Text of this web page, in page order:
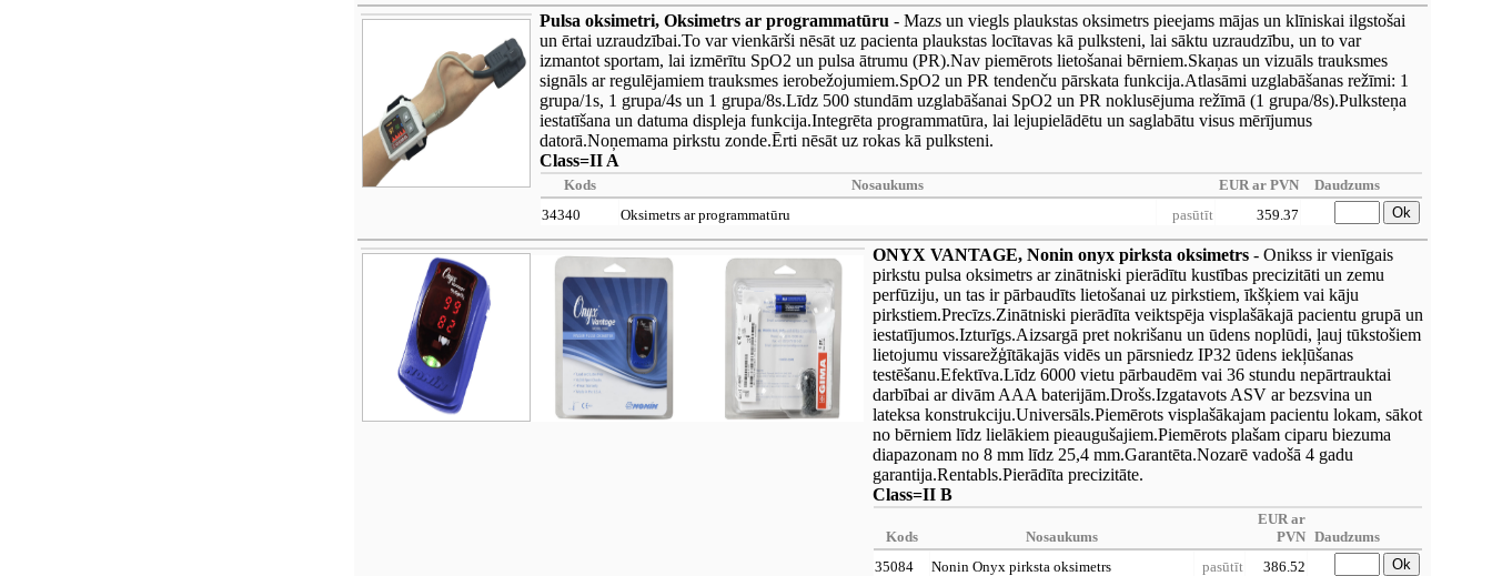
Pulsa oksimetri, Oksimetrs ar programmatūru - Mazs un viegls plaukstas oksimetrs pieejams mājas un klīniskai ilgstošai
un ērtai uzraudzībai.To var vienkārši nēsāt uz pacienta plaukstas locītavas kā pulksteni, lai sāktu uzraudzību, un to var
izmantot sportam, lai izmērītu SpO2 un pulsa ātrumu (PR).Nav piemērots lietošanai bērniem.Skaņas un vizuāls trauksmes
signāls ar regulējamiem trauksmes ierobežojumiem.SpO2 un PR tendenču pārskata funkcija.Atlasāmi uzglabāšanas režīmi: 1
grupa/1s, 1 grupa/4s un 1 grupa/8s.Līdz 500 stundām uzglabāšanai SpO2 un PR noklusējuma režīmā (1 grupa/8s).Pulksteņa
iestatīšana un datuma displeja funkcija.Integrēta programmatūra, lai lejupielādētu un saglabātu visus mērījumus
datorā.Noņemama pirkstu zonde.Ērti nēsāt uz rokas kā pulksteni.
Class=II A
Kods Nosaukums EUR ar PVN
Daudzums
34340
Oksimetrs ar programmatūru pasūtīt 359.37 Ok
ONYX VANTAGE, Nonin onyx pirksta oksimetrs - Onikss ir vienīgais
pirkstu pulsa oksimetrs ar zinātniski pierādītu kustības precizitāti un zemu
perfūziju, un tas ir pārbaudīts lietošanai uz pirkstiem, īkšķiem vai kāju
pirkstiem.Precīzs.Zinātniski pierādīta veiktspēja visplašākajā pacientu grupā un
iestatījumos.Izturīgs.Aizsargā pret nokrišanu un ūdens noplūdi, ļauj tūkstošiem
lietojumu vissarežģītākajās vidēs un pārsniedz IP32 ūdens iekļūšanas
testēšanu.Efektīva.Līdz 6000 vietu pārbaudēm vai 36 stundu nepārtrauktai
darbībai ar divām AAA baterijām.Drošs.Izgatavots ASV ar bezsvina un
lateksa konstrukciju.Universāls.Piemērots visplašākajam pacientu lokam, sākot
no bērniem līdz lielākiem pieaugušajiem.Piemērots plašam ciparu biezuma
diapazonam no 8 mm līdz 25,4 mm.Garantēta.Nozarē vadošā 4 gadu
garantija.Rentabls.Pierādīta precizitāte.
Class=II B
Kods Nosaukums
EUR ar
PVN Daudzums
35084
Nonin Onyx pirksta oksimetrs pasūtīt 386.52 Ok